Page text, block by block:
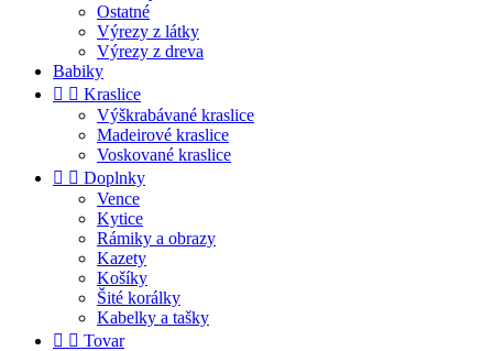
Ostatné
Výrezy z látky
Výrezy z dreva
Babiky
  Kraslice
Výškrabávané kraslice
Madeirové kraslice
Voskované kraslice
  Doplnky
Vence
Kytice
Rámiky a obrazy
Kazety
Košíky
Šité korálky
Kabelky a tašky
  Tovar